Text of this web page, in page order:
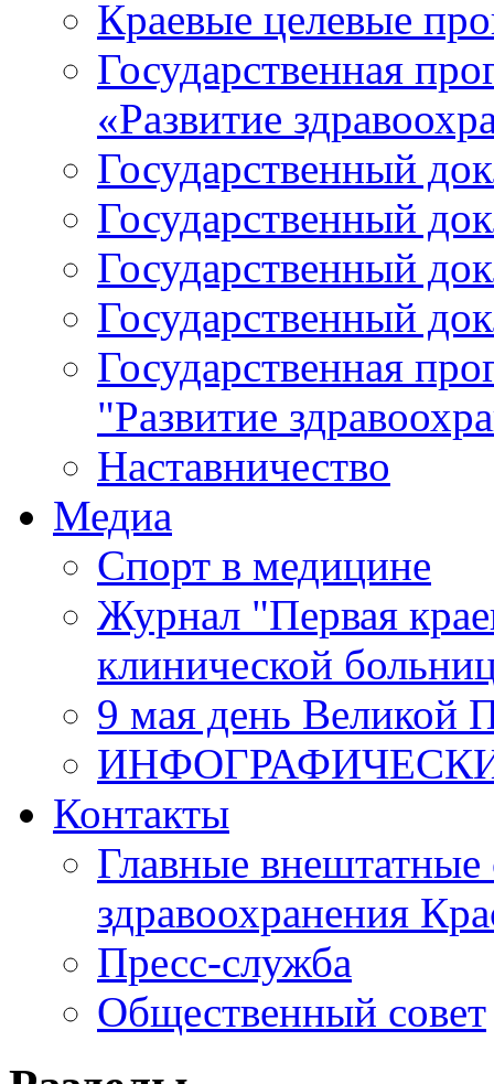
Краевые целевые
Государственная
«Развитие
Государственный
Государственный
Государственный
Государственный
Государственная
"Развитие
Наставничество
Медиа
Спорт в медицине
Журнал "Первая
клинической
9 мая день Великой
Контакты
Главные внештатные
здравоохранения
Пресс-служба
Общественный совет